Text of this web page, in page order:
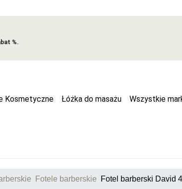
%.
Kosmetyczne Łóżka do masażu Wszystkie
Fotele barberskie Fotel barberski David